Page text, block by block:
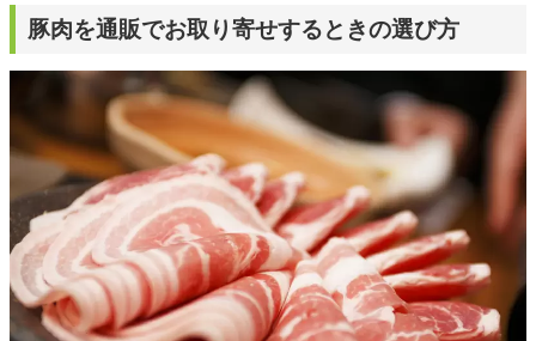
豚肉を通販でお取り寄せするときの選び方